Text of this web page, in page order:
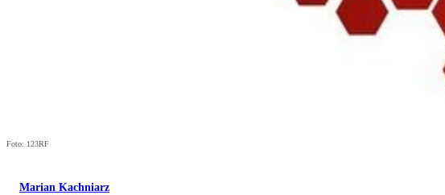
Foto: 123RF
Marian Kachniarz